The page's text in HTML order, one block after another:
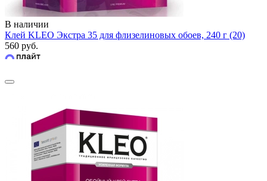
В наличии
Клей KLEO Экстра 35 для флизелиновых обоев, 240 г (20)
560 руб.